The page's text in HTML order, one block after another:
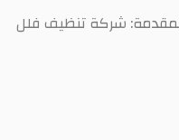
فن نُتقنه باحتراف المقدمة: شركة تنظيف فلل